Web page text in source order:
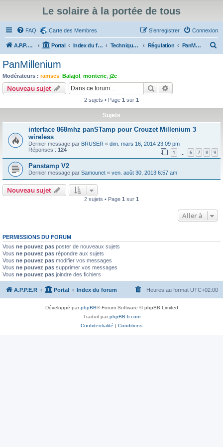
Le solaire à la portée de tous
FAQ Carte des Membres Connexion
S’enregistrer
A.P.P.E.R Portal Index du forum Technique du Solaire Thermique Régulation PanMillenium
PanMillenium
Modérateurs : ramses Balajol monteric j2c
Nouveau sujet Rechercher
2 sujets • Page 1 sur 1
Sujets
interface 868mhz panSTamp pour Crouzet Millenium 3
wireless
Dernier message par BRUSER « dim. mars 16, 2014 23:09 pm
Réponses : 124 1 6 7 8 9
Panstamp V2
Dernier message par Samounet « ven. août 30, 2013 6:57 am
Nouveau sujet
2 sujets • Page 1 sur 1
Aller à
PERMISSIONS DU FORUM
Vous ne pouvez pas poster de nouveaux sujets
Vous ne pouvez pas répondre aux sujets
Vous ne pouvez pas modifier vos messages
Vous ne pouvez pas supprimer vos messages
Vous ne pouvez pas joindre des fichiers
A.P.P.E.R Portal Index du forum Heures au format UTC+02:00
Développé parphpBB® Forum Software © phpBB Limited
Traduit parphpBB-fr.com
Confidentialité | Conditions